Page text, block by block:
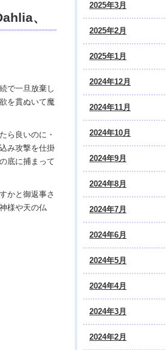
、
光、こ
で一旦放棄し
を貫ぬいて魔
ら良いのに・
み攻撃を仕掛
底に捕まって
かと御返事さ
様や天の仏
2025年3月
2025年2月
2025年1月
2024年12月
2024年11月
2024年10月
2024年9月
2024年8月
2024年7月
2024年6月
2024年5月
2024年4月
2024年3月
2024年2月